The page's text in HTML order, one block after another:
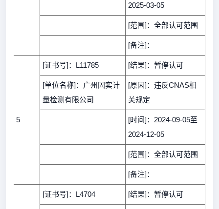
2025-03-05
[范围]：全部认可范围
[备注]：
5
[证书号]：L11785 [结果]：暂停认可
[单位名称]：广州固实计
量检测有限公司
[原因]：违反CNAS相
关规定
[时间]：2024-09-05至
2024-12-05
[范围]：全部认可范围
[备注]：
[证书号]：L4704 [结果]：暂停认可